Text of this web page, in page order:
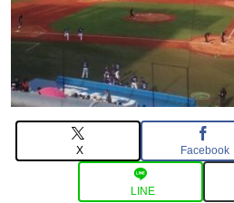
X Facebook
LINE